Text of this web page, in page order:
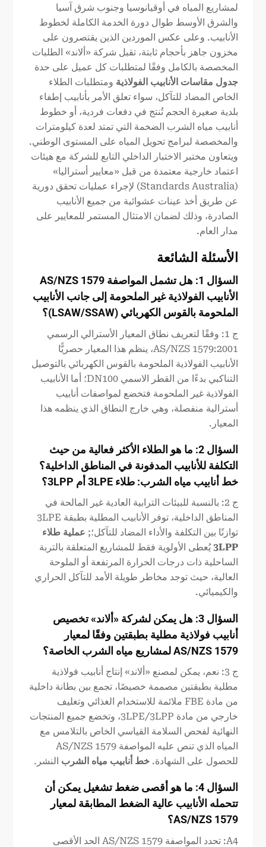
لمشاريع المياه في أوقيانوسيا وجنوب شرق آسيا
والشرق الأوسط طوال دورة الخدمة الكاملة لخطوط
الأنابيب. وعلى عكس الموردين الذين يقتصرون على
مخزون جاهز بأحجام ثابتة، تقبل شركة «ألاند» الطلبات
المخصصة بالكامل وفقًا لمتطلبات كل عميل على حدة
جدول مقاسات الأنابيب الفولاذية ومتطلبات الطلاء
الخاص المضاد للتآكل، سواء تعلق الأمر بأنابيب إطفاء
بلدية صغيرة الحجم تُنتج في دفعات فردية، أو خطوط
أنابيب مياه الشرب الضخمة التي تمتد لعدة كيلومترات
والمخصصة لبرامج تحويل المياه على المستوى الوطني.
ويتعاون مختبر الاختبار الداخلي التابع للشركة مع هيئات
اعتماد خارجية معتمدة من قبل «معايير أستراليا»
(Standards Australia) لإجراء عمليات تحقق دورية
عن طريق أخذ عينات عشوائية من جميع الأنابيب
الصادرة، وذلك لضمان الامتثال المستمر للمعايير على
مدار العام.
الأسئلة الشائعة
السؤال 1: هل تشمل المواصفة AS/NZS 1579
الأنابيب الفولاذية غير الملحومة إلى جانب الأنابيب
الملحومة بالقوس الكهربائي (LSAW/SSAW)؟
ج 1: وفقًا لتعريف نطاق المعيار الأسترالي الرسمي
AS/NZS 1579:2001، ينظم هذا المعيار حصريًّا
الأنابيب الفولاذية الملحومة بالقوس الكهربائي بالتوصيل
التناكبي بدءًا من القطر الاسمي DN100؛ أما الأنابيب
الفولاذية غير الملحومة فتخضع لمواصفات أنابيب
أسترالية منفصلة، وهي خارج النطاق الذي ينظمه هذا
المعيار.
السؤال 2: ما هو الطلاء الأكثر فعالية من حيث
التكلفة للأنابيب المدفونة في المناطق الداخلية؟
خط أنابيب مياه الشرب: طلاء 3LPE أم 3LPP؟
ج 2: بالنسبة للبيئات الترابية العادية غير المالحة في
المناطق الداخلية، توفر الأنابيب المطلية بطبقة 3LPE
توازنًا بين التكلفة والأداء المضاد للتآكل؛; عملية طلاء
3LPPيُعطى الأولوية فقط للمشاريع المتعلقة بالتربة
الساحلية ذات درجات الحرارة المرتفعة أو الملوحة
العالية، حيث توجد مخاطر طويلة الأمد للتآكل الحراري
والكيميائي.
السؤال 3: هل يمكن لشركة «ألاند» تخصيص
أنابيب فولاذية مطلية بطبقتين وفقًا لمعيار
AS/NZS 1579 لمشاريع مياه الشرب الخاصة؟
ج 3: نعم، يمكن لمصنع «ألاند» إنتاج أنابيب فولاذية
مطلية بطبقتين مصممة خصيصًا، تجمع بين بطانة داخلية
من مادة FBE ملائمة للاستخدام الغذائي وتغليف
خارجي من مادة 3LPE/3LPP، وتخضع جميع المنتجات
النهائية لفحص السلامة القياسي الخاص بالتلامس مع
المياه الذي تنص عليه المواصفة AS/NZS 1579
للحصول على الشهادة.خط أنابيب مياه الشرب النشر.
السؤال 4: ما هو أقصى ضغط تشغيل يمكن أن
تتحمله الأنابيب عالية الضغط المطابقة لمعيار
AS/NZS 1579؟
A4: تحدد المواصفة AS/NZS 1579 الحد الأقصى